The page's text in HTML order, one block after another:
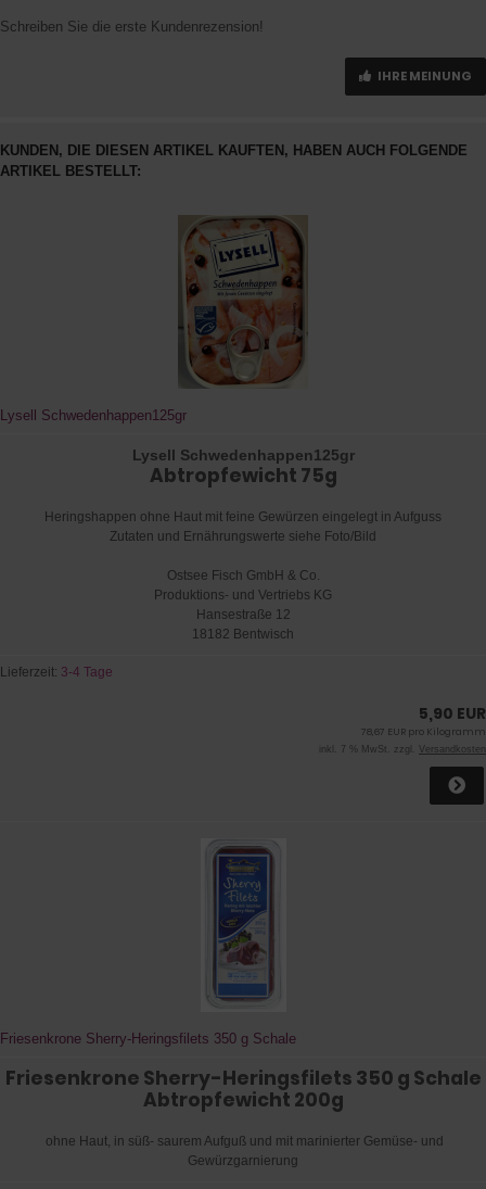
Schreiben Sie die erste Kundenrezension!
IHRE MEINUNG
KUNDEN, DIE DIESEN ARTIKEL KAUFTEN, HABEN AUCH FOLGENDE
ARTIKEL BESTELLT:
Lysell Schwedenhappen125gr
Lysell Schwedenhappen125gr
Abtropfewicht 75g
Heringshappen ohne Haut mit feine Gewürzen eingelegt in Aufguss
Zutaten und Ernährungswerte siehe Foto/Bild
Ostsee Fisch GmbH & Co.
Produktions- und Vertriebs KG
Hansestraße 12
18182 Bentwisch
Lieferzeit: 3-4 Tage
5,90 EUR
78,67 EUR pro Kilogramm
inkl. 7 % MwSt. zzgl. Versandkosten
Friesenkrone Sherry-Heringsfilets 350 g Schale
Friesenkrone Sherry-Heringsfilets 350 g Schale
Abtropfewicht 200g
ohne Haut, in süß- saurem Aufguß und mit marinierter Gemüse- und
Gewürzgarnierung